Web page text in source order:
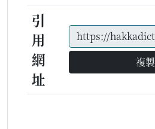
引
用
網
址
複製